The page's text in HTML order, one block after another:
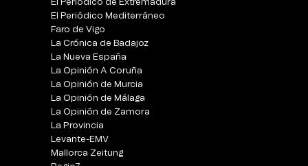
El Periódico de Extremadura
El Periódico Mediterráneo
Faro de Vigo
La Crónica de Badajoz
La Nueva España
La Opinión A Coruña
La Opinión de Murcia
La Opinión de Málaga
La Opinión de Zamora
La Provincia
Levante-EMV
Mallorca Zeitung